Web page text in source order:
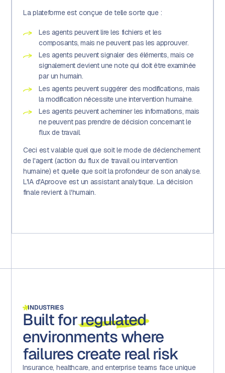
La plateforme est conçue de telle sorte que :
Les agents peuvent lire les fichiers et les
composants, mais ne peuvent pas les approuver.
Les agents peuvent signaler des éléments, mais ce
signalement devient une note qui doit être examinée
par un humain.
Les agents peuvent suggérer des modifications, mais
la modification nécessite une intervention humaine.
Les agents peuvent acheminer les informations, mais
ne peuvent pas prendre de décision concernant le
flux de travail.
Ceci est valable quel que soit le mode de déclenchement
de l'agent (action du flux de travail ou intervention
humaine) et quelle que soit la profondeur de son analyse.
L'IA d'Aproove est un assistant analytique. La décision
finale revient à l'humain.
INDUSTRIES
Built forregulated
environments where
failures create real risk
Insurance, healthcare, and enterprise teams face unique